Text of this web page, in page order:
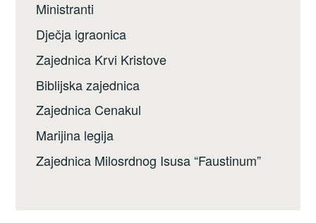
Ministranti
Dječja igraonica
Zajednica Krvi Kristove
Biblijska zajednica
Zajednica Cenakul
Marijina legija
Zajednica Milosrdnog Isusa “Faustinum”